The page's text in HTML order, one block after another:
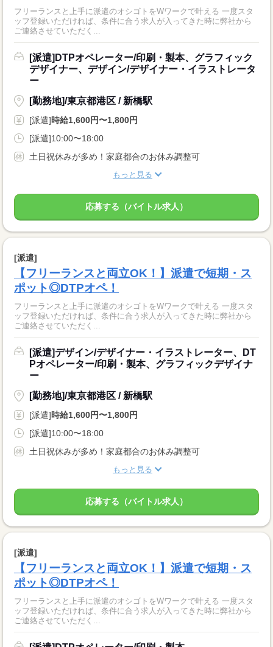
フリーランスと上手に派遣のオシゴトをWワークで叶える 一度スタ
ッフ登録いただければ、条件に合う求人が入ってきた時に弊社から
ご連絡させていただく...
[派遣]DTPオペレーター/印刷・製本、グラフィック
デザイナー、デザイン/デザイナー・イラストレータ
ー
[勤務地]/東京都港区 / 新橋駅
[派遣]時給1,600円〜1,800円
[派遣]10:00〜18:00
土日祝休みが多め！家庭都合のお休み調整可
もっと見る
応募する（バイトル求人）
[派遣]
【フリーランスと両立OK！】派遣で短期・ス
ポット◎DTPオペ！
フリーランスと上手に派遣のオシゴトをWワークで叶える 一度スタ
ッフ登録いただければ、条件に合う求人が入ってきた時に弊社から
ご連絡させていただく...
[派遣]デザイン/デザイナー・イラストレーター、DT
Pオペレーター/印刷・製本、グラフィックデザイナ
ー
[勤務地]/東京都港区 / 新橋駅
[派遣]時給1,600円〜1,800円
[派遣]10:00〜18:00
土日祝休みが多め！家庭都合のお休み調整可
もっと見る
応募する（バイトル求人）
[派遣]
【フリーランスと両立OK！】派遣で短期・ス
ポット◎DTPオペ！
フリーランスと上手に派遣のオシゴトをWワークで叶える 一度スタ
ッフ登録いただければ、条件に合う求人が入ってきた時に弊社から
ご連絡させていただく...